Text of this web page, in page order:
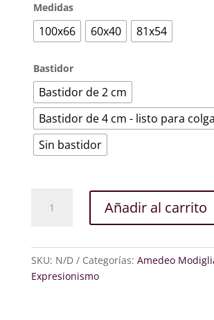
Medidas
100x66 60x40 81x54
Bastidor
Bastidor de 2 cm
Bastidor de 4 cm - listo para
Sin bastidor
cantidad
Añadir al carrito
SKU: N/D Categorías: Amedeo
Expresionismo